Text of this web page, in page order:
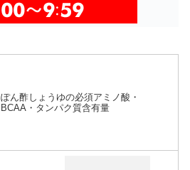
ぽん酢しょうゆの必須アミノ酸・
BCAA・タンパク質含有量